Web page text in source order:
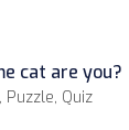
cat are you?
Puzzle, Quiz